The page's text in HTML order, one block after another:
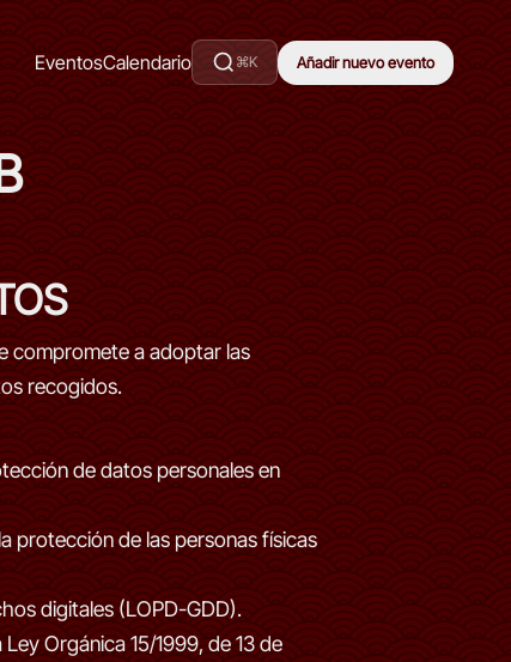
EventosCalendario ⌘K Añadir nuevo evento
compromete a adoptar las
recogidos.
de datos personales en
protección de las personas físicas
digitales (LOPD-GDD).
Orgánica 15/1999, de 13 de